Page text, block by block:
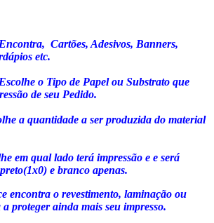
Cartões, Adesivos, Banners,
etc.
o Tipo de Papel ou Substrato que
de seu Pedido.
a quantidade a ser produzida do material
em qual lado terá impressão e e será
e branco apenas.
encontra o revestimento, laminação ou
proteger ainda mais seu impresso.